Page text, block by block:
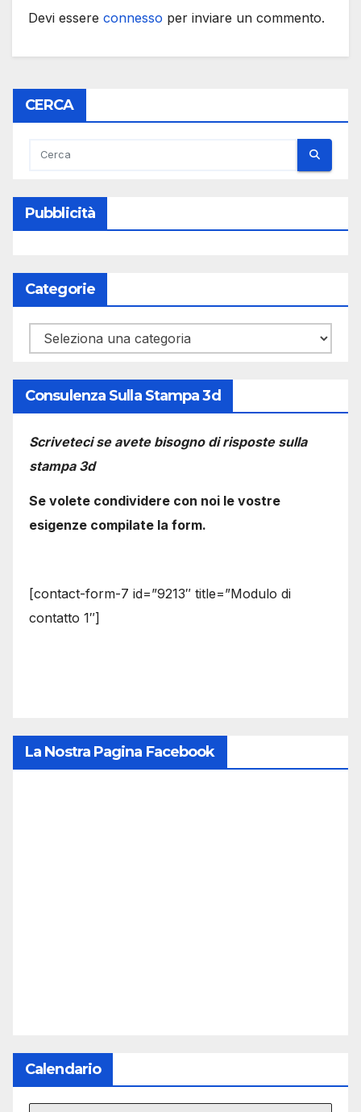
Devi essere connesso per inviare un commento.
CERCA
Pubblicità
Categorie
Categorie
Consulenza Sulla Stampa 3d
Scriveteci se avete bisogno di risposte sulla
stampa 3d
Se volete condividere con noi le vostre
esigenze compilate la form.
[contact-form-7 id=”9213″ title=”Modulo di
contatto 1″]
La Nostra Pagina Facebook
Calendario